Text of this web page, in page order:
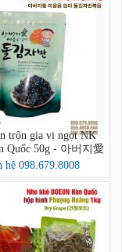
trộn gia vị ngọt NK
Quốc 50g - 아버지愛
담아 돌김자반볶음
hệ 098.679.8008